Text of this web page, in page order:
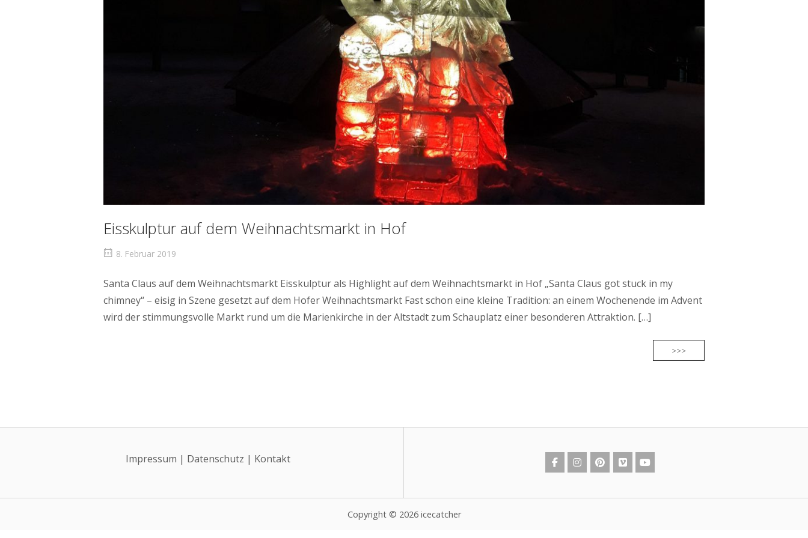
Eisskulptur auf dem Weihnachtsmarkt in Hof
8. Februar 2019
Santa Claus auf dem Weihnachtsmarkt Eisskulptur als Highlight auf dem Weihnachtsmarkt in Hof „Santa Claus got stuck in my
chimney“ – eisig in Szene gesetzt auf dem Hofer Weihnachtsmarkt Fast schon eine kleine Tradition: an einem Wochenende im Advent
wird der stimmungsvolle Markt rund um die Marienkirche in der Altstadt zum Schauplatz einer besonderen Attraktion. […]
>>>
Impressum | Datenschutz | Kontakt
Copyright © 2026 icecatcher